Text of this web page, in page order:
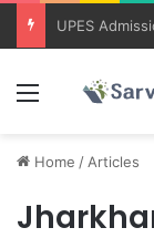
Trending
Menu
Home / Articles